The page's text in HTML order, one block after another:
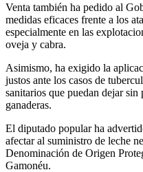
Venta también ha pedido al
medidas eficaces frente a los
especialmente en las
oveja y cabra.
Asimismo, ha exigido la
justos ante los casos de
sanitarios que puedan dejar
ganaderas.
El diputado popular ha
afectar al suministro de leche
Denominación de Origen
Gamonéu.